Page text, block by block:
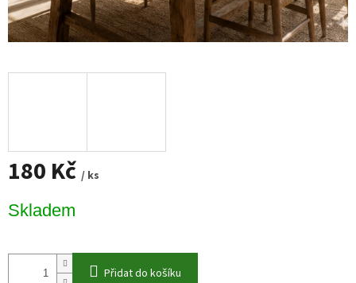
180 Kč / ks
cena:
Skladem
Přidat do košíku